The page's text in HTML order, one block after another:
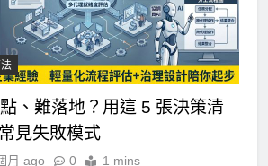
、難落地？用這 5 張決策清
見失敗模式
月 ago 0 1 mins